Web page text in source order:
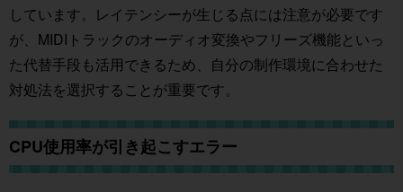
しています。レイテンシーが生じる点には注意が必要です
が、MIDIトラックのオーディオ変換やフリーズ機能といっ
た代替手段も活用できるため、自分の制作環境に合わせた
対処法を選択することが重要です。
CPU使用率が引き起こすエラー